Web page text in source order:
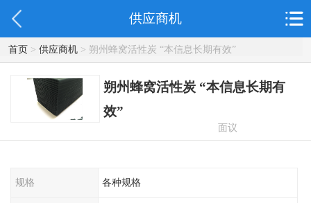
供应商机
首页> 供应商机> 朔州蜂窝活性炭 “本信息长期有效”
朔州蜂窝活性炭 “本信息长期有
效”
面议
规格 各种规格